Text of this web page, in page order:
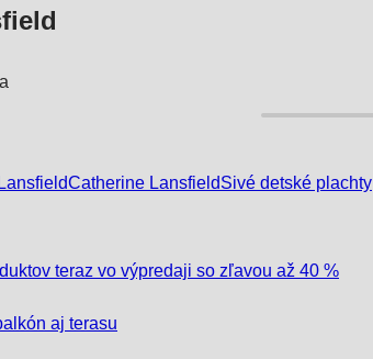
Catherine LansfieldSivé detské plachty
teraz vo výpredaji so zľavou až 40 %
aj terasu